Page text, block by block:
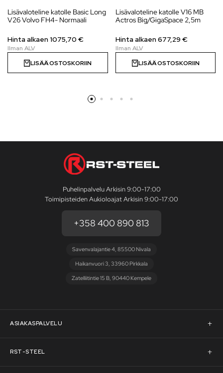
Lisävaloteline katolle Basic Long
V26 Volvo FH4- Normaali
Hinta alkaen1075,70 €
LISÄÄ OSTOSKORIIN
Lisävaloteline katolle V16 MB
Actros Big/GigaSpace 2,5m
Hinta alkaen677,29 €
LISÄÄ OSTOSKORIIN
Puhelinpalvelu Arkisin 9:00-17:00
Toimipisteiden Aukioloajat Arkisin 9:00-17:00
+358 400 890 813
Savenvalajantie 4, 85500 Nivala
Haikanvuori 3, 33960 Pirkkala
Zatelliitintie 15 B, 90440 Kempele
ASIAKASPALVELU
Asiakaspalvelu
RST-STEEL